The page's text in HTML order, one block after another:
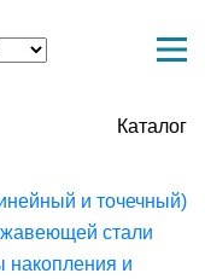
Каталог
и точечный)
стали
накопления и